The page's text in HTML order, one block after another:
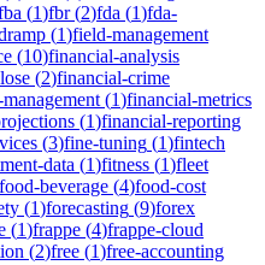
(1)fbr(2)fda (1)fda-
(1)field-management
(10)financial-analysis
(2)financial-crime
(1)financial-metrics
(1)financial-reporting
(3)fine-tuning (1)fintech
data (1)fitness (1)fleet
food-beverage (4)food-cost
(1)forecasting (9)forex
(1)frappe (4)frappe-cloud
(2)free (1)free-accounting